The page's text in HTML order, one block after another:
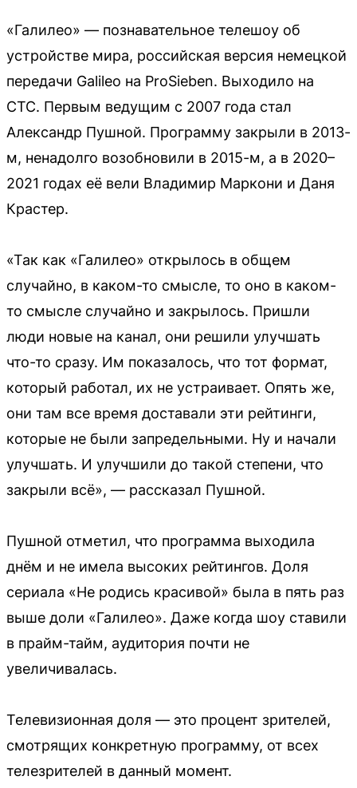
«Галилео» — познавательное телешоу об
устройстве мира, российская версия немецкой
передачи Galileo на ProSieben. Выходило на
СТС. Первым ведущим с 2007 года стал
Александр Пушной. Программу закрыли в 2013-
м, ненадолго возобновили в 2015-м, а в 2020–
2021 годах её вели Владимир Маркони и Даня
Крастер.
«Так как «Галилео» открылось в общем
случайно, в каком-то смысле, то оно в каком-
то смысле случайно и закрылось. Пришли
люди новые на канал, они решили улучшать
что-то сразу. Им показалось, что тот формат,
который работал, их не устраивает. Опять же,
они там все время доставали эти рейтинги,
которые не были запредельными. Ну и начали
улучшать. И улучшили до такой степени, что
закрыли всё», — рассказал Пушной.
Пушной отметил, что программа выходила
днём и не имела высоких рейтингов. Доля
сериала «Не родись красивой» была в пять раз
выше доли «Галилео». Даже когда шоу ставили
в прайм-тайм, аудитория почти не
увеличивалась.
Телевизионная доля — это процент зрителей,
смотрящих конкретную программу, от всех
телезрителей в данный момент.